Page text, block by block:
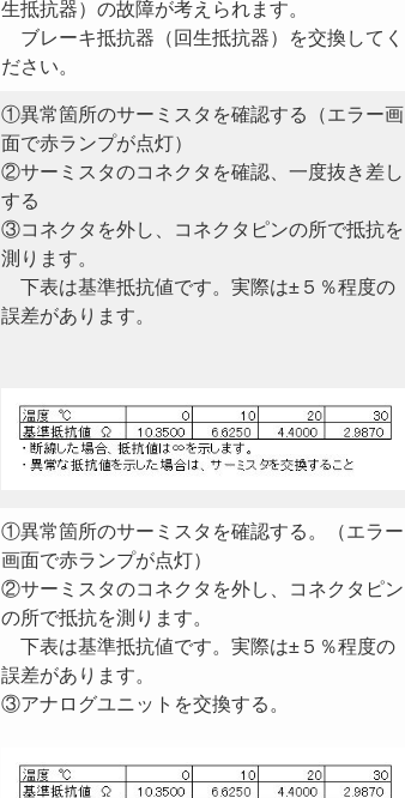
生抵抗器）の故障が考えられます。
ブレーキ抵抗器（回生抵抗器）を交換してく
ださい。
①異常箇所のサーミスタを確認する（エラー画
面で赤ランプが点灯）
②サーミスタのコネクタを確認、一度抜き差し
する
③コネクタを外し、コネクタピンの所で抵抗を
測ります。
下表は基準抵抗値です。実際は±５％程度の
誤差があります。
①異常箇所のサーミスタを確認する。（エラー
画面で赤ランプが点灯）
②サーミスタのコネクタを外し、コネクタピン
の所で抵抗を測ります。
下表は基準抵抗値です。実際は±５％程度の
誤差があります。
③アナログユニットを交換する。